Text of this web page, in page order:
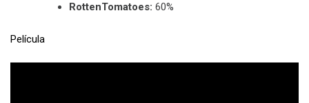
RottenTomatoes: 60%
Película